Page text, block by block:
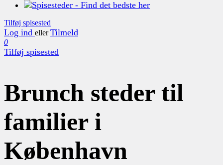
Tilføj spisested
Log ind eller Tilmeld
0
Tilføj spisested
Brunch steder til
familier i
København